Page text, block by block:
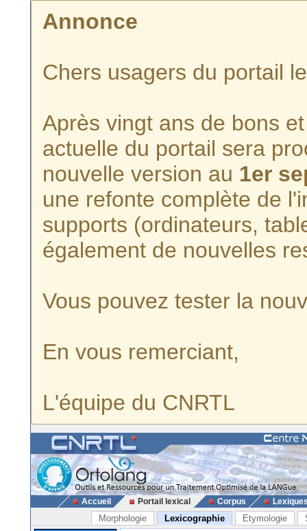
Annonce
Chers usagers du portail
Après vingt ans de bons
actuelle du portail sera
nouvelle version au 1er
une refonte complète de
supports (ordinateurs,
également de nouvelles
Vous pouvez tester la
En vous remerciant,
L'équipe du CNRTL
Accueil Portail lexical Corpus
Morphologie Lexicographie Etymologie